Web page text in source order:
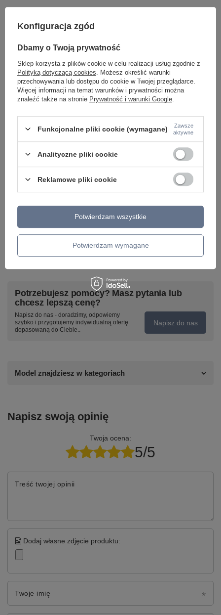
ZOBACZ RÓWNIEŻ
IP54 4000K BK AZZARDO AZ5699
699,00 zł / szt.
AZ4072 AZ4065
439,00 zł / szt.
Potrzebujesz pomocy? Masz pytania lub
chcesz lepszą cenę?
Napisz do nas - doradzimy, odpowiemy
szybko i przygotujemy indywidualną ofertę
dopasowaną do Ciebie..
Napisz do nas
Model znajdziesz w kategoriach
Napisz swoją opinię
Twoja ocena:
5/5
Treść twojej opinii
Dodaj własne zdjęcie produktu:
Twoje imię
Konfiguracja zgód
Dbamy o Twoją prywatność
Sklep korzysta z plików cookie w celu realizacji usług zgodnie z
Polityką dotyczącą cookies . Możesz określić warunki
przechowywania lub dostępu do cookie w Twojej przeglądarce.
Więcej informacji na temat warunków i prywatności można
znaleźć także na stronie Prywatność i warunki Google
Funkcjonalne pliki cookie (wymagane)
Zawsze
aktywne
Analityczne pliki cookie
Reklamowe pliki cookie
Potwierdzam wymagane
Potwierdzam wszystkie